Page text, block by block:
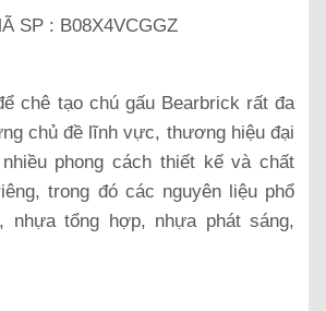
SP : B08X4VCGGZ
chê tạo chú gấu Bearbrick rất đa
chủ đề lĩnh vực, thương hiệu đại
phong cách thiết kế và chất
trong đó các nguyên liệu phổ
nhựa tổng hợp, nhựa phát sáng,